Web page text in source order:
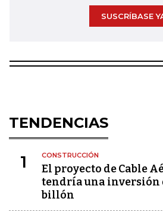
SUSCRÍBASE
TENDENCIAS
1 CONSTRUCCIÓN
El proyecto de Cable
tendría una inversión
billón